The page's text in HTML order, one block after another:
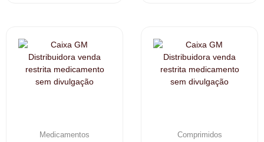
Medicamentos Comprimidos